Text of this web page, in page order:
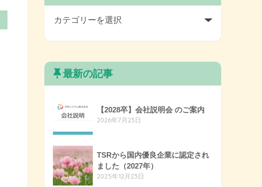
最新の記事
【2028卒】会社説明会 のご案内
2026年7月23日
TSRから国内優良企業に認定され
ました（2027年）
2025年12月23日